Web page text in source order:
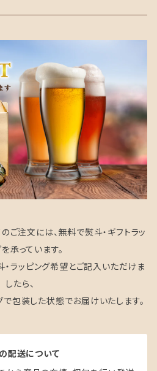
ご注文には、無料で熨斗・ギフトラッ
承っています。
ラッピング希望とご記入いただけま
したら、
包装した状態でお届けいたします。
配送について